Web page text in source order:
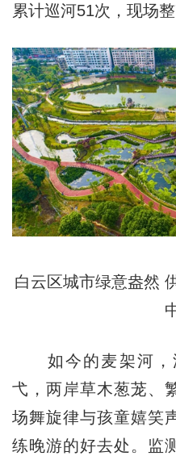
累计巡河51次，现场整
白云区城市绿意盎然
如今的麦架河，
弋，两岸草木葱茏、
场舞旋律与孩童嬉笑
练晚游的好去处。